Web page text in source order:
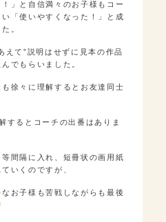
！」と自信満々のお子様もコー
「使いやすくなった！」と成
。
えて”説明はせずに見本の作品
でもらいました。
徐々に理解するとお友達同士
するとコーチの出番はありま
間隔に入れ、短冊状の画用紙
いくのですが、
お子様も苦戦しながらも最後